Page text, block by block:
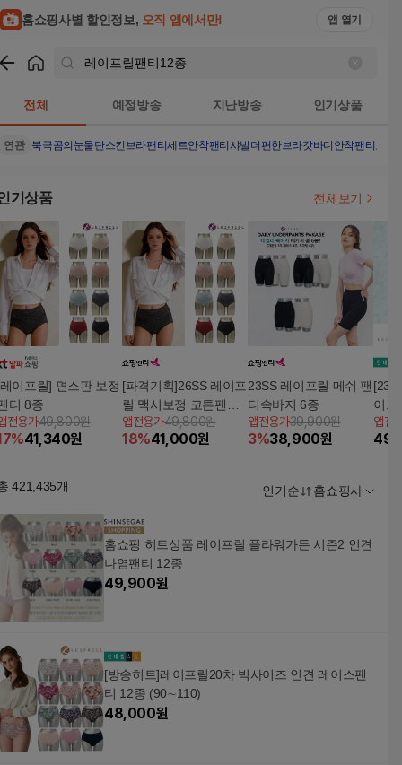
홈쇼핑사별 할인정보, 오직 앱에서만! 앱 열기
전체 예정방송 지난방송 인기상품
연관 북극곰의눈물단스킨브라팬티세트안착팬티 샤빌더편한브라갓바디안착팬티 요술
기상품 전체보기
이프릴] 면스판 보정
티 8종
전용가49,800원
%41,340원
[파격기획]26SS 레이프
릴 맥시보정 코튼팬티
8종
앱전용가49,800원
18%41,000원
23SS 레이프릴 메쉬 팬
티속바지 6종
앱전용가39,900원
3%38,900원
이프
견나
컬렉
앱전
421,435개 인기순 홈쇼핑사
홈쇼핑 히트상품 레이프릴 플라워가든 시즌2 인견
나염팬티 12종
49,900원
[방송히트]레이프릴20차 빅사이즈 인견 레이스팬
티 12종 (90∼110)
48,000원